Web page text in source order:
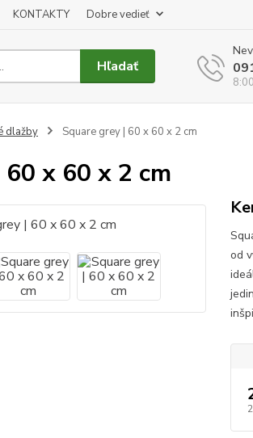
KONTAKTY Dobre vedieť
Hľadať
dlažby Square grey | 60 x 60 x 2 cm
x 60 x 2 cm
od